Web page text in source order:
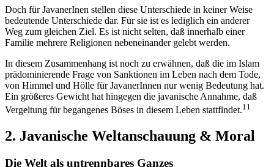
Doch für JavanerInen stellen diese Unterschiede in keiner Weise
bedeutende Unterschiede dar. Für sie ist es lediglich ein anderer
Weg zum gleichen Ziel. Es ist nicht selten, daß innerhalb einer
Familie mehrere Religionen nebeneinander gelebt werden.
In diesem Zusammenhang ist noch zu erwähnen, daß die im Islam
prädominierende Frage von Sanktionen im Leben nach dem Tode,
von Himmel und Hölle für JavanerInnen nur wenig Bedeutung hat.
Ein größeres Gewicht hat hingegen die javanische Annahme, daß
Vergeltung für begangenes Böses in diesem Leben stattfindet.11
2. Javanische Weltanschauung & Moral
Die Welt als untrennbares Ganzes